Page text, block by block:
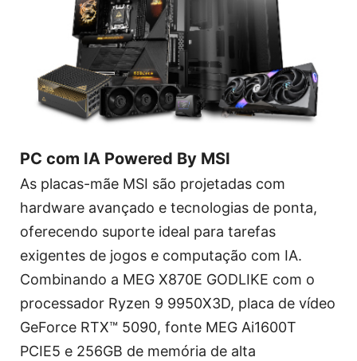
PC com IA Powered By MSI
As placas-mãe MSI são projetadas com
hardware avançado e tecnologias de ponta,
oferecendo suporte ideal para tarefas
exigentes de jogos e computação com IA.
Combinando a MEG X870E GODLIKE com o
processador Ryzen 9 9950X3D, placa de vídeo
GeForce RTX™ 5090, fonte MEG Ai1600T
PCIE5 e 256GB de memória de alta